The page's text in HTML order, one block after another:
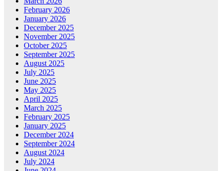
February 2026
January 2026
December 2025
November 2025
October 2025
September 2025
August 2025
July 2025
June 2025
May 2025
April 2025
March 2025
February 2025
January 2025
December 2024
September 2024
August 2024
July 2024